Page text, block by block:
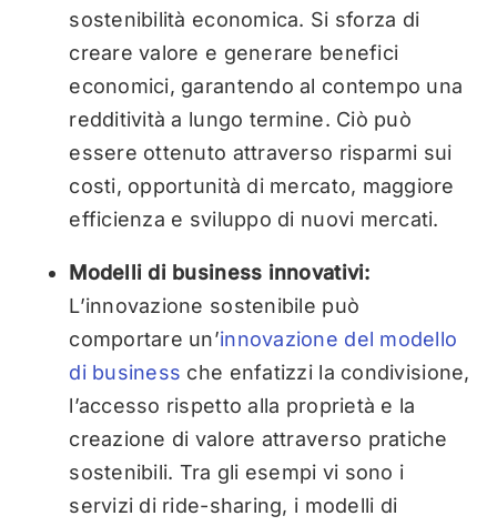
sostenibilità economica. Si sforza di
creare valore e generare benefici
economici, garantendo al contempo una
redditività a lungo termine. Ciò può
essere ottenuto attraverso risparmi sui
costi, opportunità di mercato, maggiore
efficienza e sviluppo di nuovi mercati.
Modelli di business innovativi:
L’innovazione sostenibile può
comportare un’innovazione del modello
di business che enfatizzi la condivisione,
l’accesso rispetto alla proprietà e la
creazione di valore attraverso pratiche
sostenibili. Tra gli esempi vi sono i
servizi di ride-sharing, i modelli di